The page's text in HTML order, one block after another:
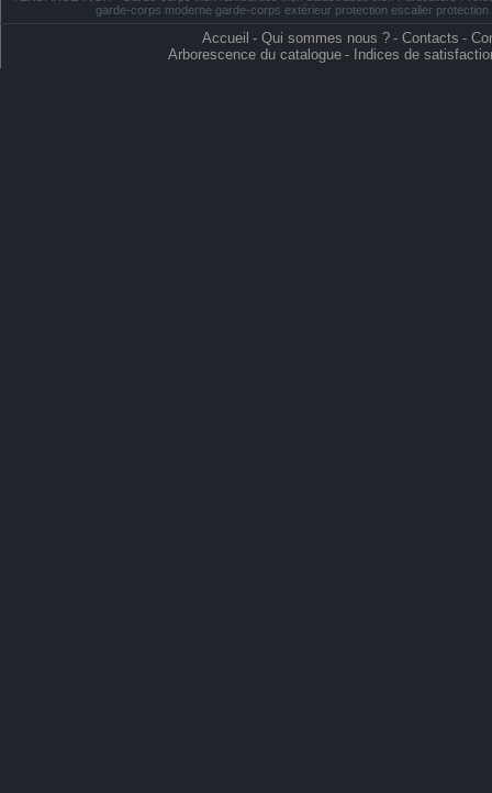
garde-corps moderne garde-corps extérieur protection escalier
Accueil - Qui sommes nous ? - Contacts -
Arborescence du catalogue - Indices de